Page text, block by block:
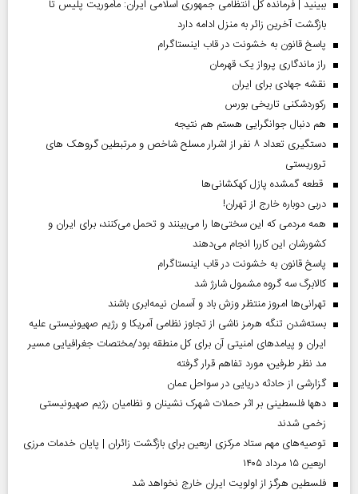
ببینید | فرمانده کل انتظامی جمهوری اسلامی ایران­: مأموریت پلیس تا
بازگشت آخرین زائر به منزل ادامه دارد
پاسخ قانون به خشونت در قاب اینستاگرام
راز ماندگاری پرواز یک قهرمان
نقشه جهادی برای ایران
رکوردشکنی تاریخی بورس
هم دنبال جوانگرایی هستم هم نتیجه
دستگیری تعداد ۸ نفر از اشرار مسلح شاخص و مرتبطین گروهک های
تروریستی
قطعه گمشده پازل کهکشانی‌ها
دربی دوباره خارج از تهران!
همه مردمی که این سختی‌ها را می‌بینند و تحمل می‌کنند، برای ایران و
کشورشان این کاررا انجام می‌دهند
پاسخ قانون به خشونت در قاب اینستاگرام
کالابرگ سه گروه مشمول شارژ شد
تهرانی‌ها امروز منتظر وزش باد و آسمان نیمه‌ابری باشند
بسته‌شدن تنگه هرمز ناشی از تجاوز نظامی آمریکا و رژیم صهیونیستی علیه
ایران و پیامد‌های امنیتی آن برای کل منطقه بود/مختصات جغرافیایی مسیر
مد نظر طرفین، مورد تفاهم قرار گرفته
گزارشی از حادثه دریایی در سواحل عمان
دهها فلسطینی بر اثر حملات شهرک نشینان و نظامیان رژیم صهیونیستی
زخمی شدند
توصیه‌های مهم ستاد مرکزی اربعین برای بازگشت زائران | پایان خدمات مرزی
اربعین ۱۵ مرداد ۱۴۰۵
فلسطین هرگز از اولویت ایران خارج نخواهد شد